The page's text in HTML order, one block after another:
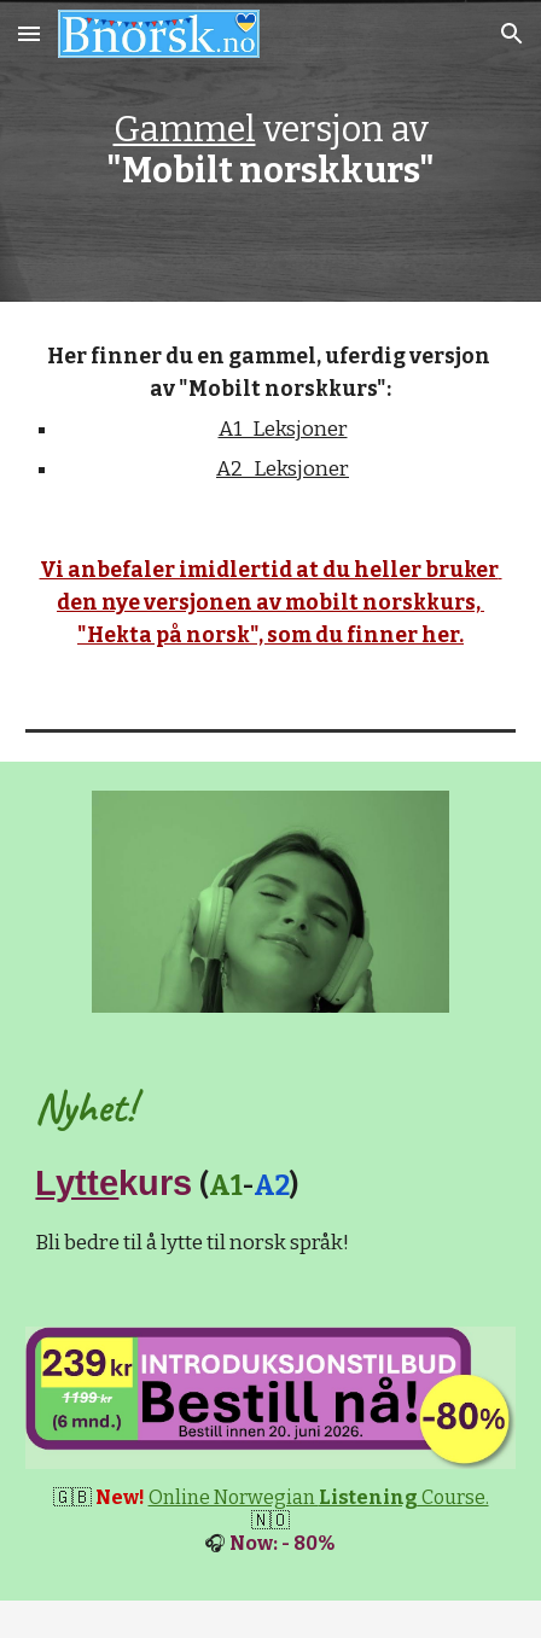
Skip to main content Skip to navigation
Gammel versjon av
"Mobilt norskkurs"
Her finner du en gammel, uferdig versjon
av "Mobilt norskkurs":
A1_Leksjoner
A2_Leksjoner
Vi anbefaler imidlertid at du heller bruker
den nye versjonen av mobilt norskkurs,
"Hekta på norsk", som du finner her.
Nyhet!
Lyttekurs (A1-A2)
Bli bedre til å lytte til norsk språk!
🇬🇧 New! Online Norwegian Listening Course.
🇳🇴
🎧 Now: - 80%